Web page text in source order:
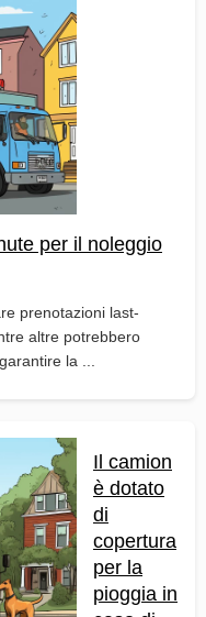
per il noleggio
prenotazioni last-
altre potrebbero
la ...
Il camion
è dotato
di
copertura
per la
pioggia in